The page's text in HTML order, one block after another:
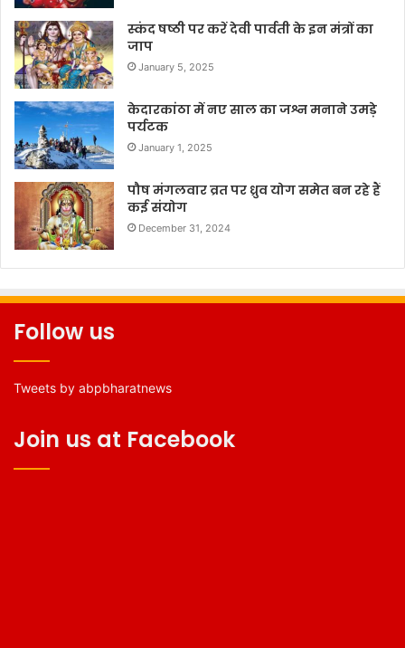
स्कंद षष्ठी पर करें देवी पार्वती के इन मंत्रों का
जाप
January 5, 2025
केदारकांठा में नए साल का जश्न मनाने उमड़े
पर्यटक
January 1, 2025
पौष मंगलवार व्रत पर ध्रुव योग समेत बन रहे हैं
कई संयोग
December 31, 2024
Follow us
Tweets by abpbharatnews
Join us at Facebook